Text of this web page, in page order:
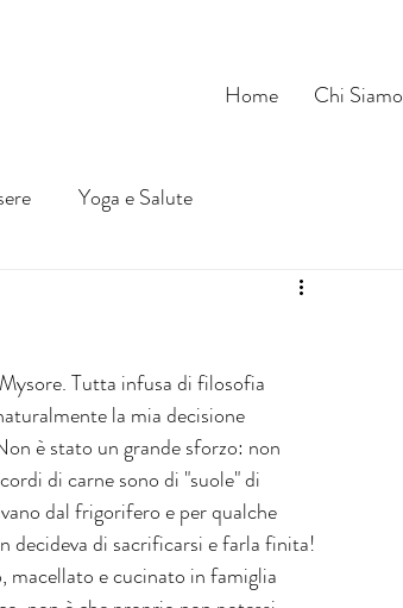
Home
Chi Siamo
Yoga e Salute
Tutta infusa di filosofia
la mia decisione
è stato un grande sforzo: non
di carne sono di "suole" di
dal frigorifero e per qualche
decideva di sacrificarsi e farla finita!
macellato e cucinato in famiglia